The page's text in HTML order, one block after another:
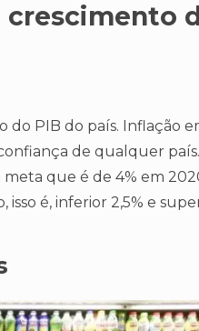
do PIB do país. Inflação
de qualquer
que é de 4% em
é, inferior 2,5% e